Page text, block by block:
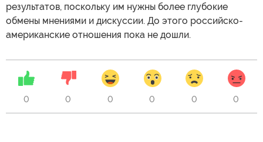
результатов, поскольку им нужны более глубокие
обмены мнениями и дискуссии. До этого российско-
американские отношения пока не дошли.
0 0 0 0 0 0